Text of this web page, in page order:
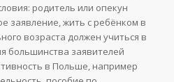
родитель или опекун
заявление, жить с ребёнком в
возраста должен учиться в
большинства заявителей
в Польше, например